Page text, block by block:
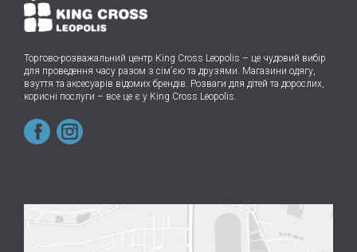
Торгово-розважальний центр King Cross Leopolis – це чудовий вибір
для проведення часу разом з сім’єю та друзями. Магазини одягу,
взуття та аксесуарів відомих брендів. Розваги для дітей та дорослих,
корисні послуги – все це є у King Cross Leopolis.